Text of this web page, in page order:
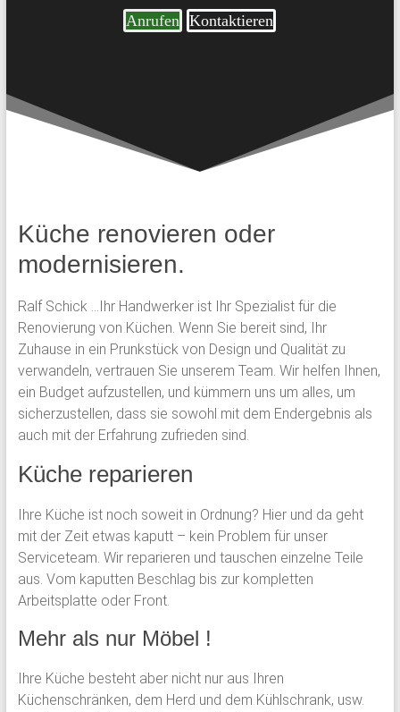
Anrufen Kontaktieren
Küche renovieren oder
modernisieren.
Ralf Schick …Ihr Handwerker ist Ihr Spezialist für die
Renovierung von Küchen. Wenn Sie bereit sind, Ihr
Zuhause in ein Prunkstück von Design und Qualität zu
verwandeln, vertrauen Sie unserem Team. Wir helfen Ihnen,
ein Budget aufzustellen, und kümmern uns um alles, um
sicherzustellen, dass sie sowohl mit dem Endergebnis als
auch mit der Erfahrung zufrieden sind.
Küche reparieren
Ihre Küche ist noch soweit in Ordnung? Hier und da geht
mit der Zeit etwas kaputt – kein Problem für unser
Serviceteam. Wir reparieren und tauschen einzelne Teile
aus. Vom kaputten Beschlag bis zur kompletten
Arbeitsplatte oder Front.
Mehr als nur Möbel !
Ihre Küche besteht aber nicht nur aus Ihren
Küchenschränken, dem Herd und dem Kühlschrank, usw.